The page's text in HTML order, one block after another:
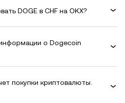
DOGE в CHF на OKX?
о Dogecoin
покупки криптовалюты.